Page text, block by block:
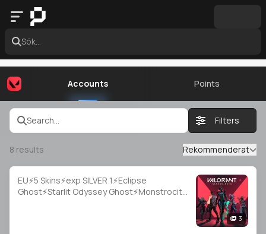
Sök...
Accounts Points
Search... Filters
8 results Rekommenderat
EU⚡5 Skins⚡exp SILVER 1⚡Eclipse
Ghost⚡Starlit Odyssey Ghost⚡Monstrocity
3